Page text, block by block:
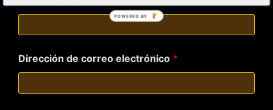
Dirección de correo electrónico *
POWERED BY